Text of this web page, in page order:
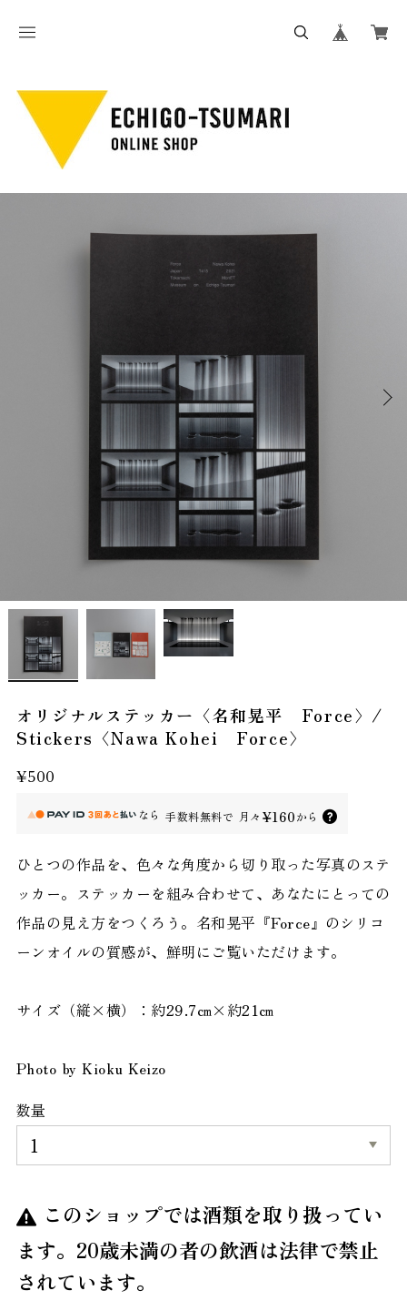
オリジナルステッカー〈名和晃平 Force〉/
Stickers〈Nawa Kohei Force〉
¥500
なら 手数料無料で 月々 ¥160から
ひとつの作品を、色々な角度から切り取った写真のステ
ッカー。ステッカーを組み合わせて、あなたにとっての
作品の見え方をつくろう。名和晃平『Force』のシリコ
ーンオイルの質感が、鮮明にご覧いただけます。
サイズ（縦×横）：約29.7㎝×約21㎝
Photo by Kioku Keizo
数量
このショップでは酒類を取り扱ってい
ます。20歳未満の者の飲酒は法律で禁止
されています。